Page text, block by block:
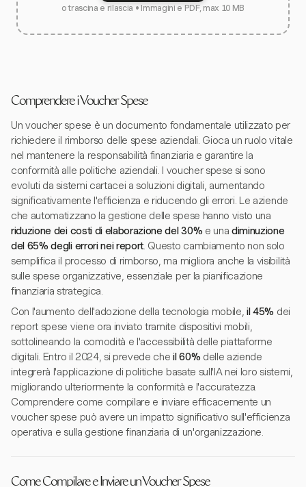
o trascina e rilascia • Immagini e PDF, max 10 MB
Comprendere i Voucher Spese
Un voucher spese è un documento fondamentale utilizzato per
richiedere il rimborso delle spese aziendali. Gioca un ruolo vitale
nel mantenere la responsabilità finanziaria e garantire la
conformità alle politiche aziendali. I voucher spese si sono
evoluti da sistemi cartacei a soluzioni digitali, aumentando
significativamente l'efficienza e riducendo gli errori. Le aziende
che automatizzano la gestione delle spese hanno visto una
riduzione dei costi di elaborazione del 30% e unadiminuzione
del 65% degli errori nei report. Questo cambiamento non solo
semplifica il processo di rimborso, ma migliora anche la visibilità
sulle spese organizzative, essenziale per la pianificazione
finanziaria strategica.
Con l'aumento dell'adozione della tecnologia mobile,il 45% dei
report spese viene ora inviato tramite dispositivi mobili,
sottolineando la comodità e l'accessibilità delle piattaforme
digitali. Entro il 2024, si prevede cheil 60% delle aziende
integrerà l'applicazione di politiche basate sull'IA nei loro sistemi,
migliorando ulteriormente la conformità e l'accuratezza.
Comprendere come compilare e inviare efficacemente un
voucher spese può avere un impatto significativo sull'efficienza
operativa e sulla gestione finanziaria di un'organizzazione.
Come Compilare e Inviare un Voucher Spese